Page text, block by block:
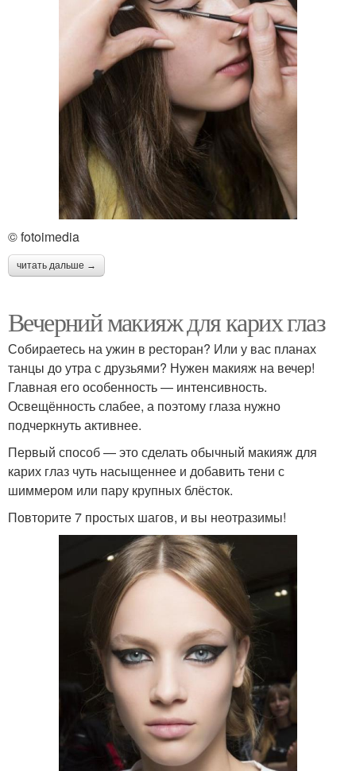
© fotoimedia
читать дальше →
Вечерний макияж для карих глаз
Собираетесь на ужин в ресторан? Или у вас планах
танцы до утра с друзьями? Нужен макияж на вечер!
Главная его особенность — интенсивность.
Освещённость слабее, а поэтому глаза нужно
подчеркнуть активнее.
Первый способ — это сделать обычный макияж для
карих глаз чуть насыщеннее и добавить тени с
шиммером или пару крупных блёсток.
Повторите 7 простых шагов, и вы неотразимы!